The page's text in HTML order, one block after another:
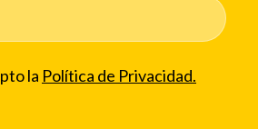
la Política de Privacidad.